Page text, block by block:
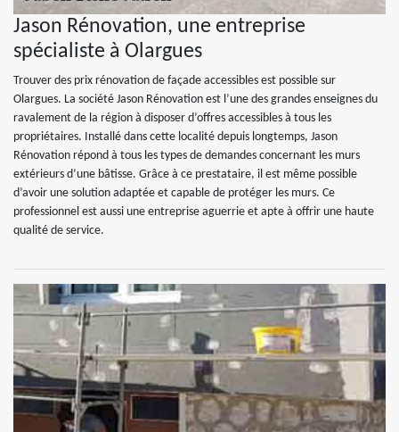
Jason Rénovation, une entreprise
spécialiste à Olargues
Trouver des prix rénovation de façade accessibles est possible sur
Olargues. La société Jason Rénovation est l’une des grandes enseignes du
ravalement de la région à disposer d’offres accessibles à tous les
propriétaires. Installé dans cette localité depuis longtemps, Jason
Rénovation répond à tous les types de demandes concernant les murs
extérieurs d’une bâtisse. Grâce à ce prestataire, il est même possible
d’avoir une solution adaptée et capable de protéger les murs. Ce
professionnel est aussi une entreprise aguerrie et apte à offrir une haute
qualité de service.